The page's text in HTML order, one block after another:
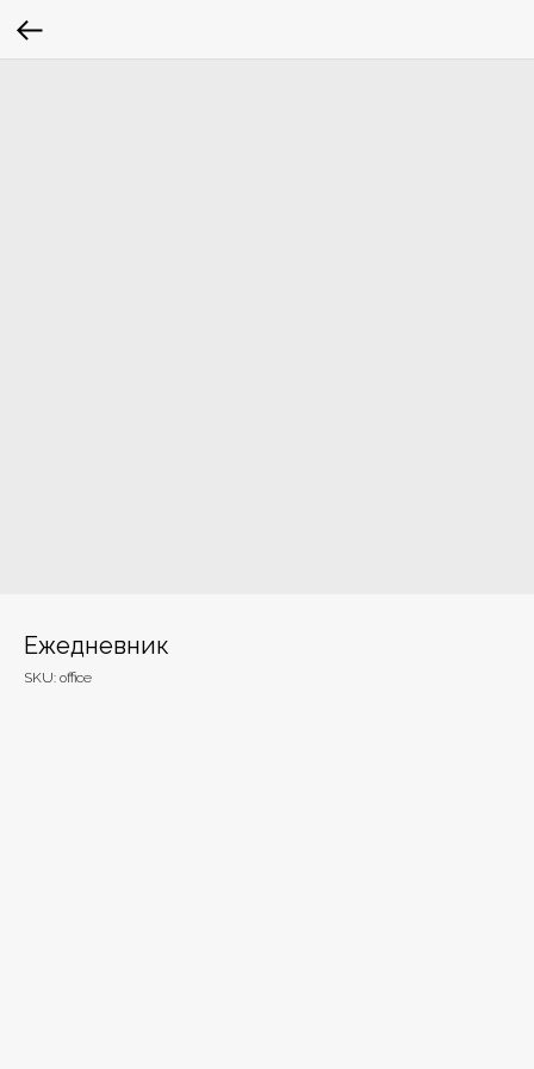
Ежедневник
SKU: office